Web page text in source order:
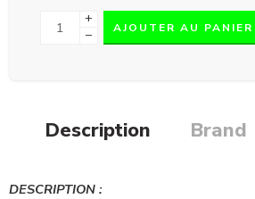
+
−
AJOUTER AU PANIER
Description Brand
DESCRIPTION :